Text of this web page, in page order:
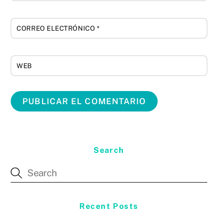
CORREO ELECTRÓNICO *
WEB
Search
Recent Posts